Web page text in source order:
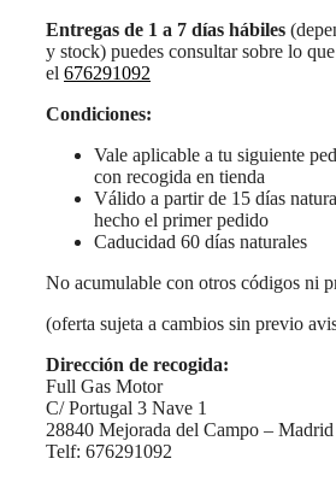
Entregas de 1 a 7 días hábiles
y stock) puedes consultar sobre lo
el 676291092
Condiciones:
Vale aplicable a tu siguiente
con recogida en tienda
Válido a partir de 15 días
hecho el primer pedido
Caducidad 60 días naturales
No acumulable con otros códigos ni
(oferta sujeta a cambios sin previo
Dirección de recogida:
Full Gas Motor
C/ Portugal 3 Nave 1
28840 Mejorada del Campo – Madrid
Telf: 676291092